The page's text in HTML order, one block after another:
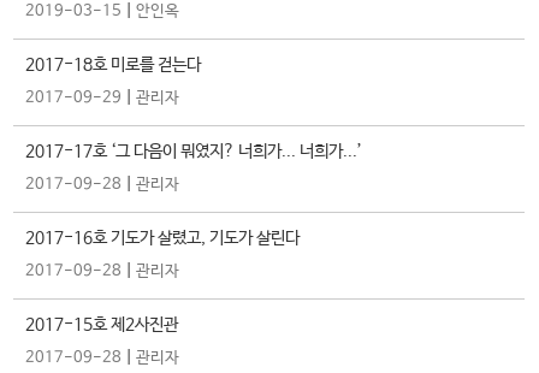
2019-03-15 |안인옥
2017-18호 미로를 걷는다
2017-09-29 |관리자
2017-17호 ‘그 다음이 뭐였지? 너희가... 너희가...’
2017-09-28 |관리자
2017-16호 기도가 살렸고, 기도가 살린다
2017-09-28 |관리자
2017-15호 제2사진관
2017-09-28 |관리자